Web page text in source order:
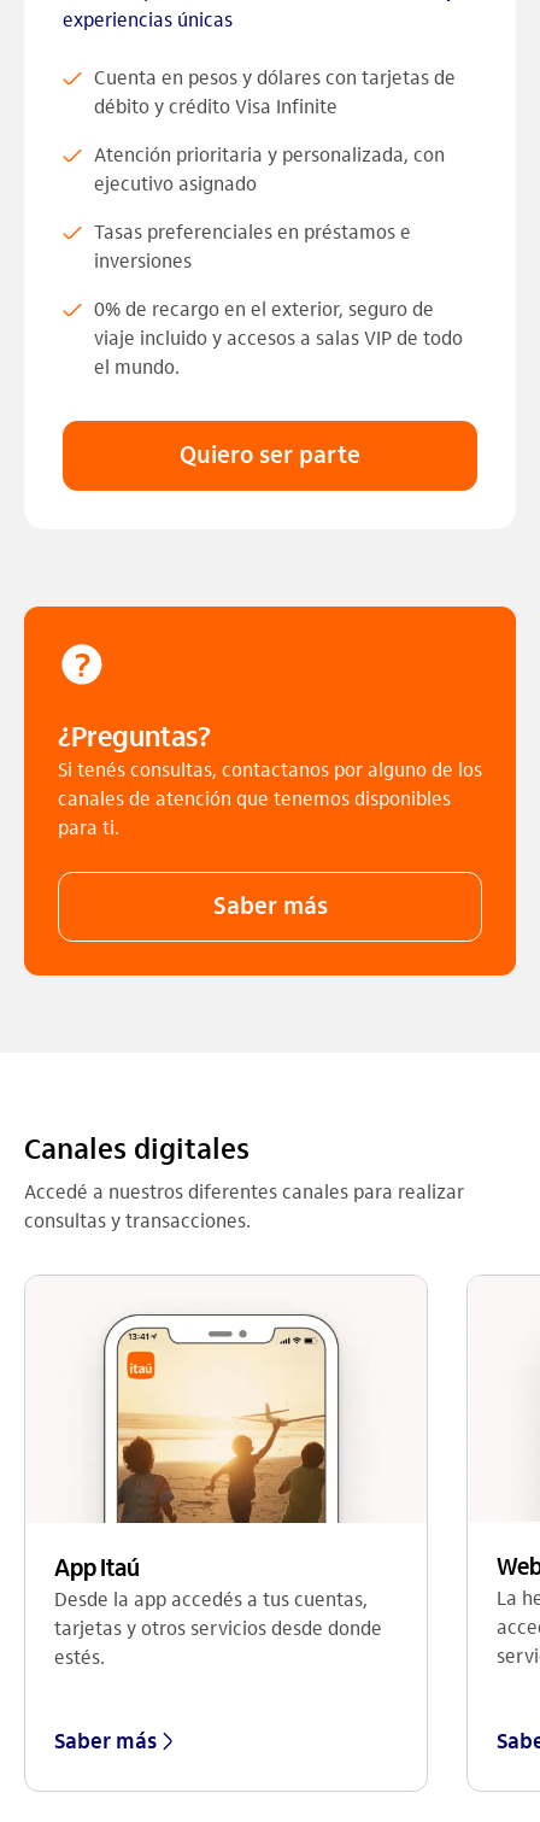
experiencias únicas
Cuenta en pesos y dólares con tarjetas de
débito y crédito Visa Infinite
Atención prioritaria y personalizada, con
ejecutivo asignado
Tasas preferenciales en préstamos e
inversiones
0% de recargo en el exterior, seguro de
viaje incluido y accesos a salas VIP de todo
el mundo.
Quiero ser parte
¿Preguntas?
Si tenés consultas, contactanos por alguno de los
canales de atención que tenemos disponibles
para ti.
Saber más
Canales digitales
Accedé a nuestros diferentes canales para realizar
consultas y transacciones.
App Itaú
Desde la app accedés a tus cuentas,
tarjetas y otros servicios desde donde
estés.
Saber más
La